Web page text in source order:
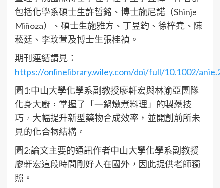
包括化學系碩士生許哲銘、博士施尼諾（Shinje
Miñoza）、碩士生施雅方、丁昱鈞、徐梓堯、陳
菘廷、李玟萱及博士生張桂禎。
期刊連結請見：
https://onlinelibrary.wiley.com/doi/full/10.1002/
圖1:中山大學化學系副教授廖軒宏與林渝亞團隊
化身大廚，掌握了「一鍋燉煮料理」的製藥技
巧，大幅提升新型藥物合成效率，並開創前所未
見的化合物結構。
圖2:論文主要的通訊作者中山大學化學系副教授
廖軒宏這段時間剛好人在國外，因此提供老師獨
照。